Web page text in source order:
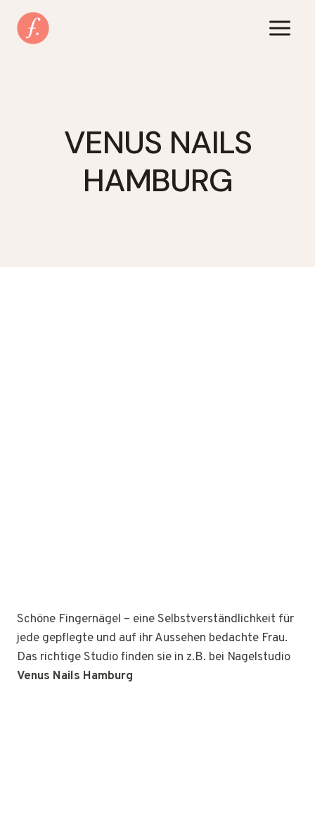
Inhalt
springen
VENUS NAILS
HAMBURG
Schöne Fingernägel – eine Selbstverständlichkeit für
jede gepflegte und auf ihr Aussehen bedachte Frau.
Das richtige Studio finden sie in z.B. bei Nagelstudio
Venus Nails Hamburg